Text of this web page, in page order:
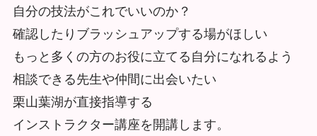
自分の技法がこれでいいのか？
確認したりブラッシュアップする場がほしい
もっと多くの方のお役に立てる自分になれるよう
相談できる先生や仲間に出会いたい
栗山葉湖が直接指導する
インストラクター講座を開講します。